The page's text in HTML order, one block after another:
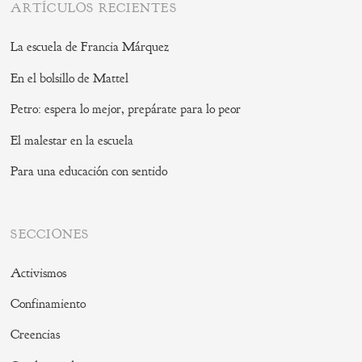
ARTÍCULOS RECIENTES
La escuela de Francia Márquez
En el bolsillo de Mattel
Petro: espera lo mejor, prepárate para lo peor
El malestar en la escuela
Para una educación con sentido
SECCIONES
Activismos
Confinamiento
Creencias